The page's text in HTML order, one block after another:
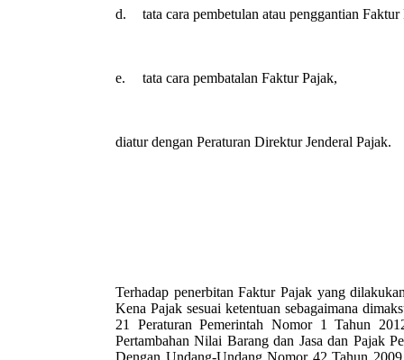
d. tata cara pembetulan atau penggantian Faktur
e. tata cara pembatalan Faktur Pajak,
diatur dengan Peraturan Direktur Jenderal Pajak.
Terhadap penerbitan Faktur Pajak yang
Kena Pajak sesuai ketentuan sebagaimana
21 Peraturan Pemerintah Nomor 1 Tahun
Pertambahan Nilai Barang dan Jasa dan Pajak
Dengan Undang-Undang Nomor 42 Tahun